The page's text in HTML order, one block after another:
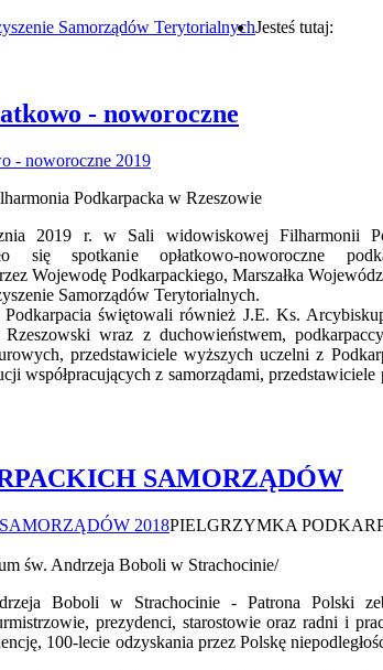
Samorządów TerytorialnychJesteś tutaj:
- noworoczne
Podkarpacka w Rzeszowie
2019 r. w Sali widowiskowej Filharmonii
się spotkanie opłatkowo-noworoczne
Wojewodę Podkarpackiego, Marszałka
Samorządów Terytorialnych.
Podkarpacia świętowali również J.E. Ks.
wraz z duchowieństwem,
przedstawiciele wyższych uczelni z
współpracujących z samorządami,
SAMORZĄDÓW
PIELGRZYMKA
św. Andrzeja Boboli w Strachocinie/
Boboli w Strachocinie - Patrona Polski
prezydenci, starostowie oraz radni i
100-lecie odzyskania przez Polskę